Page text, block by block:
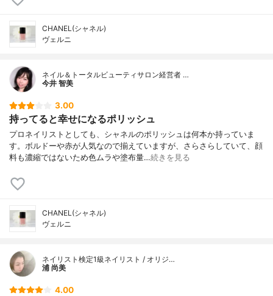
CHANEL(シャネル)
ヴェルニ
ネイル＆トータルビューティサロン経営者 …
今井 智美
3.00
持ってると幸せになるポリッシュ
プロネイリストとしても、シャネルのポリッシュは何本か持っていま
す。ボルドーや赤が人気なので揃えていますが、さらさらしていて、顔
料も濃縮ではないため色ムラや塗布量…続きを見る
CHANEL(シャネル)
ヴェルニ
ネイリスト検定1級ネイリスト / オリジ…
浦 尚美
4.00